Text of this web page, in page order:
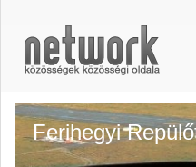
Ferihegyi